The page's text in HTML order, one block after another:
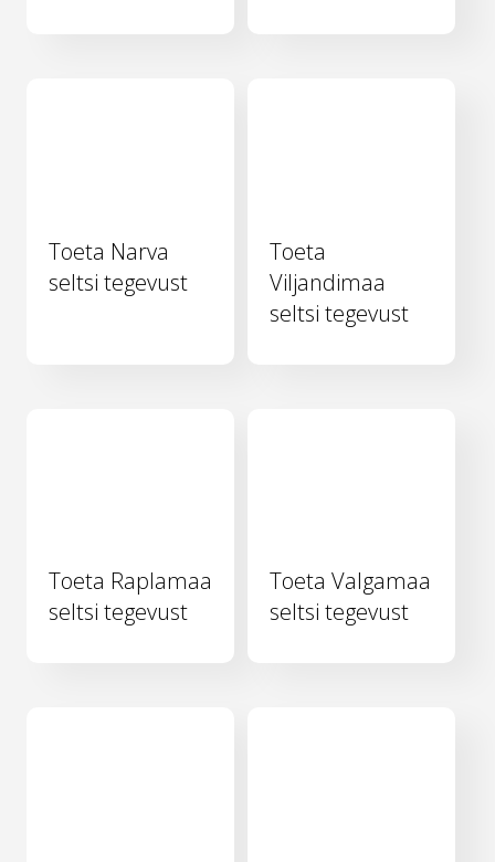
Toeta Narva
seltsi tegevust
Toeta
Viljandimaa
seltsi tegevust
Toeta Raplamaa
seltsi tegevust
Toeta Valgamaa
seltsi tegevust